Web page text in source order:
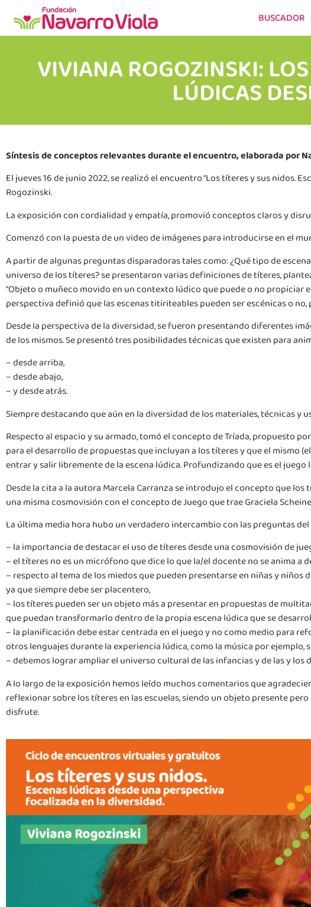
BUSCADOR
VIVIANA ROGOZINSKI:
LÚDICAS
Síntesis de conceptos relevantes durante el encuentro, elaborada por
El jueves 16 de junio 2022, se realizó el encuentro “Los títeres y sus nidos.
Rogozinski.
La exposición con cordialidad y empatía, promovió conceptos claros y
Comenzó con la puesta de un video de imágenes para introducirse en el
A partir de algunas preguntas disparadoras tales como: ¿Qué tipo de
universo de los títeres? se presentaron varias definiciones de títeres,
“Objeto o muñeco movido en un contexto lúdico que puede o no propiciar
perspectiva definió que las escenas titiriteables pueden ser escénicas o no,
Desde la perspectiva de la diversidad, se fueron presentando diferentes
de los mismos. Se presentó tres posibilidades técnicas que existen para
– desde arriba,
– desde abajo,
– y desde atrás.
Siempre destacando que aún en la diversidad de los materiales, técnicas
Respecto al espacio y su armado, tomó el concepto de Tríada, propuesto
para el desarrollo de propuestas que incluyan a los títeres y que el mismo
entrar y salir libremente de la escena lúdica. Profundizando que es el
Desde la cita a la autora Marcela Carranza se introdujo el concepto que
una misma cosmovisión con el concepto de Juego que trae Graciela
La última media hora hubo un verdadero intercambio con las preguntas
– la importancia de destacar el uso de títeres desde una cosmovisión de
– el títeres no es un micrófono que dice lo que la/el docente no se anima
– respecto al tema de los miedos que pueden presentarse en niñas y
ya que siempre debe ser placentero,
– los títeres pueden ser un objeto más a presentar en propuestas de
que puedan transformarlo dentro de la propia escena lúdica que se
– la planificación debe estar centrada en el juego y no como medio para
otros lenguajes durante la experiencia lúdica, como la música por ejemplo,
– debemos lograr ampliar el universo cultural de las infancias y de las y
A lo largo de la exposición hemos leído muchos comentarios que
reflexionar sobre los títeres en las escuelas, siendo un objeto presente
disfrute.